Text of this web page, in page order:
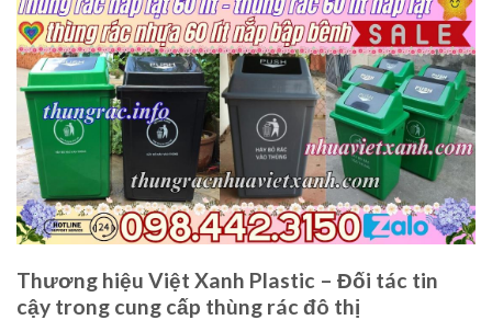
Thương hiệu Việt Xanh Plastic – Đối tác tin
cậy trong cung cấp thùng rác đô thị